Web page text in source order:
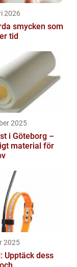
2026
smycken som
tid
2025
i Göteborg –
material för
2025
Upptäck dess